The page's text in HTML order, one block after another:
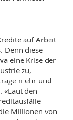
auf Arbeit
Denn diese
eine Krise der
zu,
mehr und
«Laut den
Millionen von